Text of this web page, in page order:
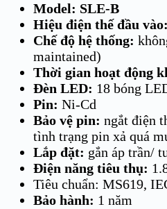
Model: SLE-B
Hiệu điện thế đầu vào:
Chế độ hệ thống:
maintained)
Thời gian hoạt động
Đèn LED: 18 bóng
Pin: Ni-Cd
Bảo vệ pin: ngắt điện
tình trạng pin xả quá
Lắp đặt: gắn áp trần/
Điện năng tiêu thụ:
Tiêu chuẩn: MS619,
Bảo hành: 1 năm